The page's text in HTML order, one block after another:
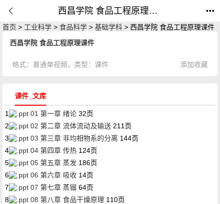
西昌学院 食品工程原理课件_课件_公开课网
首页 > 工业科学 > 食品科学 > 基础学科 > 西昌学院 食品工程原理课件
西昌学院 食品工程原理课件
格式： 普通单视频，类型： 课件 添加收藏
课件_文库
1 01 第一章 绪论 32页
2
02 第二章 流体流动及输送 211页
3
03 第三章 非均相物系的分离 144页
4
04 第四章 传热 124页
5
05 第五章 蒸发 186页
6
06 第六章 吸收 14页
7
07 第七章 蒸镏 64页
8
08 第八章 食品干燥原理 110页